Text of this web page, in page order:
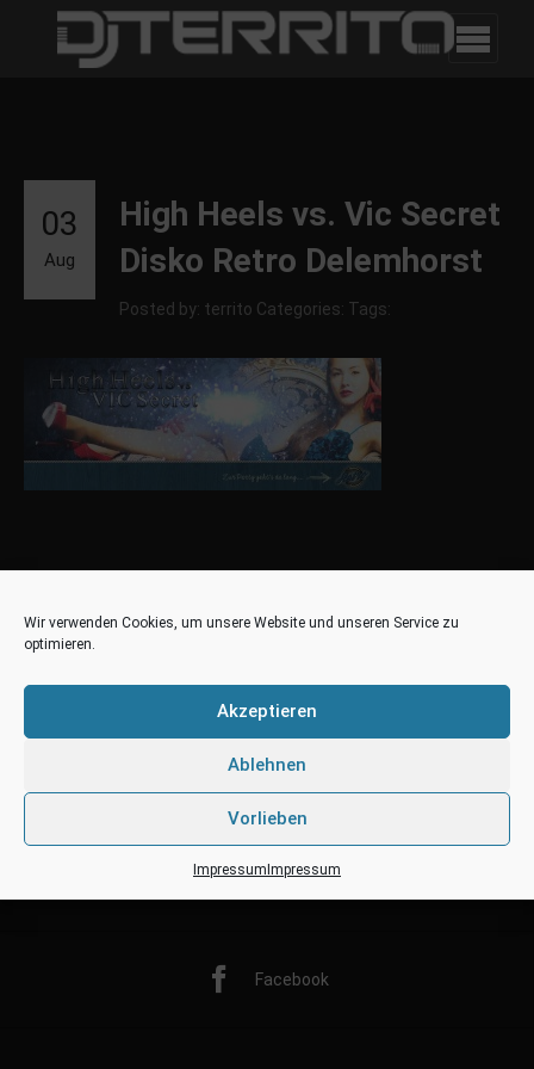
Wir verwenden Cookies, um unsere Website und unseren Service zu
optimieren.
Akzeptieren
Ablehnen
Vorlieben
ImpressumImpressum
High Heels vs. Vic Secret
Disko Retro Delemhorst
Posted by: territo Categories: Tags:
03
Aug
Twitter
Facebook